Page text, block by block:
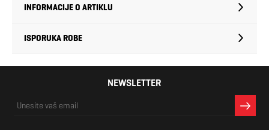
INFORMACIJE O ARTIKLU
ISPORUKA ROBE
NEWSLETTER